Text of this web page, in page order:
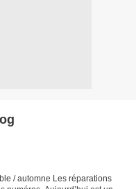
/ automne Les réparations